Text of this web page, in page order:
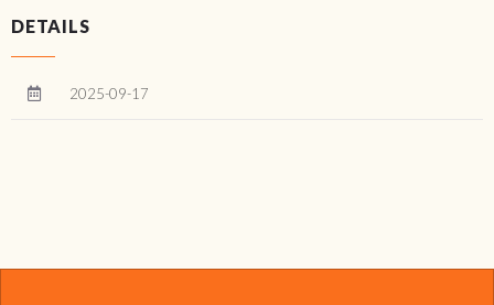
DETAILS
2025-09-17